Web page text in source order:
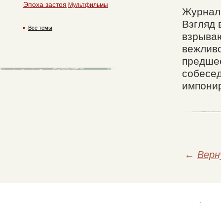
Взгляд
←
Эпоха застоя Мультфильмы
Все темы